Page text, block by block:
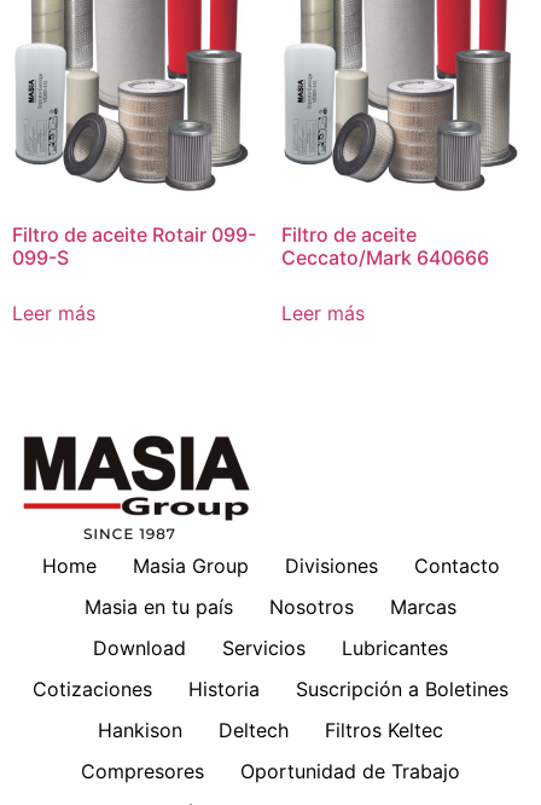
Filtro de aceite Rotair 099-
099-S
Leer más
Filtro de aceite
Ceccato/Mark 640666
Leer más
Home Masia Group Divisiones
Contacto
Masia en tu país
Nosotros
Marcas
Download
Servicios
Lubricantes
Cotizaciones
Historia
Suscripción a Boletines
Hankison
Deltech
Filtros Keltec
Compresores
Oportunidad de Trabajo